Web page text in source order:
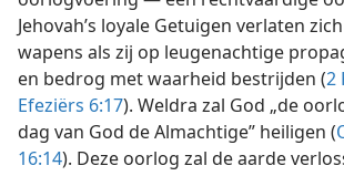
Jehovah’s loyale Getuigen verlaten
wapens als zij op leugenachtige
en bedrog met waarheid bestrijden (2
Efeziërs 6:17). Weldra zal God „de
dag van God de Almachtige” heiligen (
16:14). Deze oorlog zal de aarde